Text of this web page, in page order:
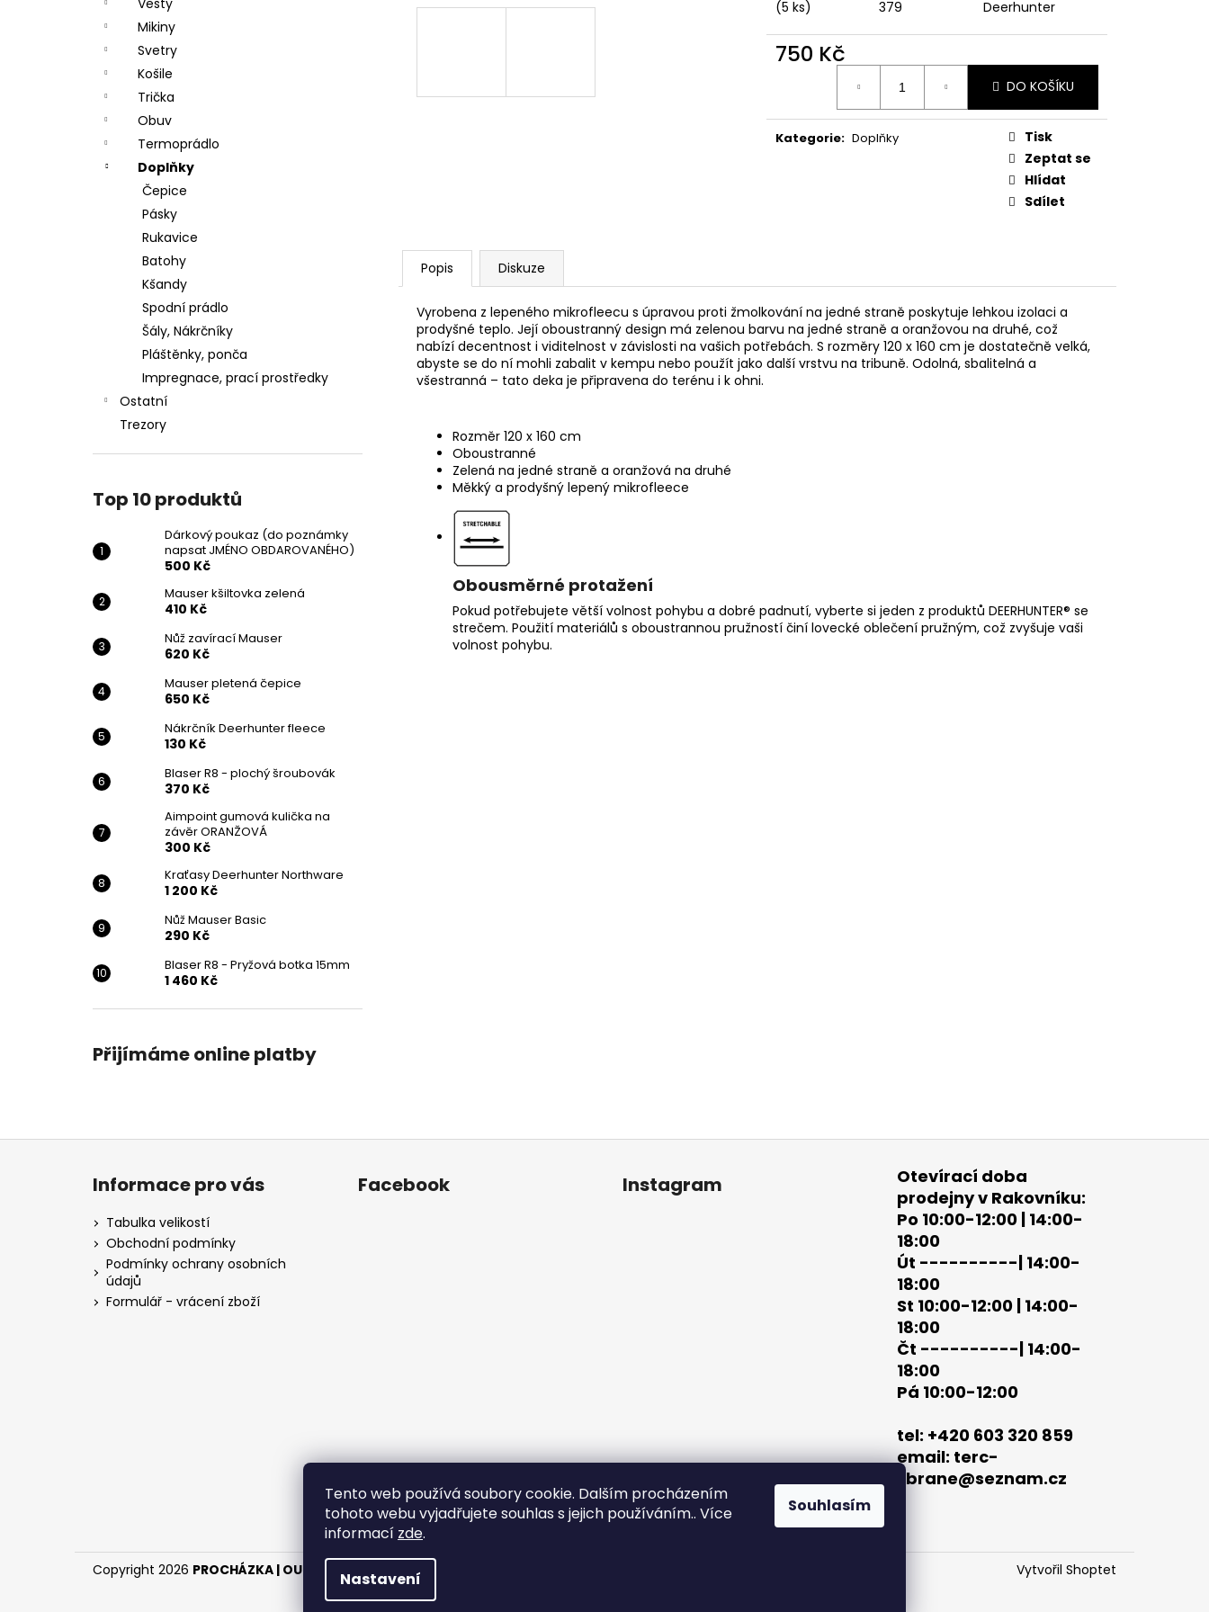
Tento web používá soubory cookie. Dalším procházením
tohoto webu vyjadřujete souhlas s jejich používáním.. Více
informací zde.
Nastavení
Souhlasím
Vesty
Mikiny
Svetry
Košile
Trička
Obuv
Termoprádlo
Doplňky
Čepice
Pásky
Rukavice
Batohy
Kšandy
Spodní prádlo
Šály, Nákrčníky
Pláštěnky, ponča
Impregnace, prací prostředky
Ostatní
Trezory
Top 10 produktů
Dárkový poukaz (do poznámky
napsat JMÉNO OBDAROVANÉHO)
500 Kč
Mauser kšiltovka zelená
410 Kč
Nůž zavírací Mauser
620 Kč
Mauser pletená čepice
650 Kč
Nákrčník Deerhunter fleece
130 Kč
Blaser R8 - plochý šroubovák
370 Kč
Aimpoint gumová kulička na
závěr ORANŽOVÁ
300 Kč
Kraťasy Deerhunter Northware
1 200 Kč
Nůž Mauser Basic
290 Kč
Blaser R8 - Pryžová botka 15mm
1 460 Kč
Přijímáme online platby
(5 ks)
379
Deerhunter
750 Kč
DO KOŠÍKU
Kategorie: Doplňky
Tisk
Zeptat se
Hlídat
Sdílet
Popis Diskuze
Vyrobena z lepeného mikrofleecu s úpravou proti žmolkování na jedné straně poskytuje lehkou izolaci a
prodyšné teplo. Její oboustranný design má zelenou barvu na jedné straně a oranžovou na druhé, což
nabízí decentnost i viditelnost v závislosti na vašich potřebách. S rozměry 120 x 160 cm je dostatečně velká,
abyste se do ní mohli zabalit v kempu nebo použít jako další vrstvu na tribuně. Odolná, sbalitelná a
všestranná – tato deka je připravena do terénu i k ohni.
Rozměr 120 x 160 cm
Oboustranné
Zelená na jedné straně a oranžová na druhé
Měkký a prodyšný lepený mikrofleece
Obousměrné protažení
Pokud potřebujete větší volnost pohybu a dobré padnutí, vyberte si jeden z produktů DEERHUNTER® se
strečem. Použití materiálů s oboustrannou pružností činí lovecké oblečení pružným, což zvyšuje vaši
volnost pohybu.
DÁRKOVÝ POUKAZ (DO POZNÁMKY
NAPSAT JMÉNO OBDAROVANÉHO)
500 Kč
MAUSER KŠILTOVKA ZELENÁ
NŮŽ ZAVÍRACÍ MAUSER
Z
Informace pro vás
Tabulka velikostí
Obchodní podmínky
Podmínky ochrany osobních
údajů
Formulář - vrácení zboží
Facebook Instagram
Otevírací doba
prodejny v Rakovníku:
Po 10:00-12:00 | 14:00-
18:00
Út ----------| 14:00-
18:00
St 10:00-12:00 | 14:00-
18:00
Čt ----------| 14:00-
18:00
Pá 10:00-12:00
tel: +420 603 320 859
email: terc-
zbrane@seznam.cz
Vytvořil Shoptet
Copyright 2026 PROCHÁZKA | OUTDOOR - LOV . Všechna práva vyhrazena.